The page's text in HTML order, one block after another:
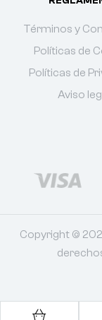
Términos y
Políticas de
Políticas de
Aviso
Copyright ©